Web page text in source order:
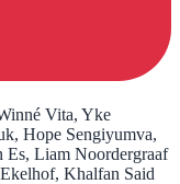
Vita, Yke
Hope Sengiyumva,
Es, Liam Noordergraaf
Khalfan Said